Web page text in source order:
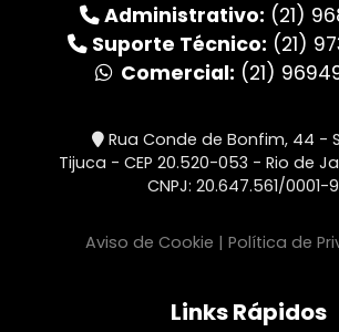
Administrativo: (21)
Suporte Técnico: (21)
Comercial: (21)
Rua Conde de Bonfim, 44 -
Tijuca - CEP 20.520-053 - Rio de
CNPJ: 20.647.561/0001-
Aviso de Cookie | Política de
Links Rápidos